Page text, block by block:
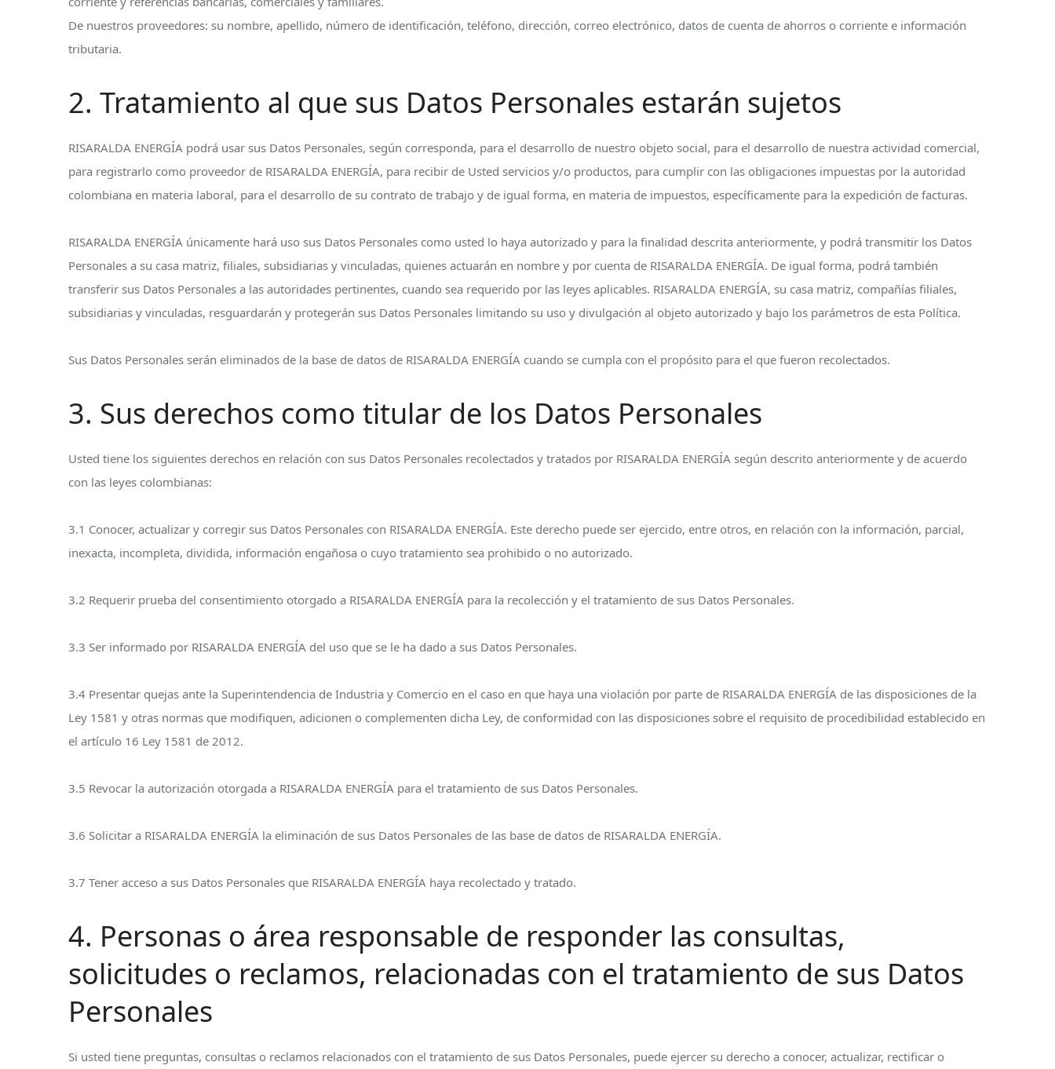
De nuestros proveedores: su nombre, apellido, número de identificación, teléfono, dirección, correo electrónico, datos de cuenta de ahorros o corriente e información
tributaria.
2. Tratamiento al que sus Datos Personales estarán sujetos
RISARALDA ENERGÍA podrá usar sus Datos Personales, según corresponda, para el desarrollo de nuestro objeto social, para el desarrollo de nuestra actividad comercial,
para registrarlo como proveedor de RISARALDA ENERGÍA, para recibir de Usted servicios y/o productos, para cumplir con las obligaciones impuestas por la autoridad
colombiana en materia laboral, para el desarrollo de su contrato de trabajo y de igual forma, en materia de impuestos, específicamente para la expedición de facturas.
RISARALDA ENERGÍA únicamente hará uso sus Datos Personales como usted lo haya autorizado y para la finalidad descrita anteriormente, y podrá transmitir los Datos
Personales a su casa matriz, filiales, subsidiarias y vinculadas, quienes actuarán en nombre y por cuenta de RISARALDA ENERGÍA. De igual forma, podrá también
transferir sus Datos Personales a las autoridades pertinentes, cuando sea requerido por las leyes aplicables. RISARALDA ENERGÍA, su casa matriz, compañías filiales,
subsidiarias y vinculadas, resguardarán y protegerán sus Datos Personales limitando su uso y divulgación al objeto autorizado y bajo los parámetros de esta Política.
Sus Datos Personales serán eliminados de la base de datos de RISARALDA ENERGÍA cuando se cumpla con el propósito para el que fueron recolectados.
3. Sus derechos como titular de los Datos Personales
Usted tiene los siguientes derechos en relación con sus Datos Personales recolectados y tratados por RISARALDA ENERGÍA según descrito anteriormente y de acuerdo
con las leyes colombianas:
3.1 Conocer, actualizar y corregir sus Datos Personales con RISARALDA ENERGÍA. Este derecho puede ser ejercido, entre otros, en relación con la información, parcial,
inexacta, incompleta, dividida, información engañosa o cuyo tratamiento sea prohibido o no autorizado.
3.2 Requerir prueba del consentimiento otorgado a RISARALDA ENERGÍA para la recolección y el tratamiento de sus Datos Personales.
3.3 Ser informado por RISARALDA ENERGÍA del uso que se le ha dado a sus Datos Personales.
3.4 Presentar quejas ante la Superintendencia de Industria y Comercio en el caso en que haya una violación por parte de RISARALDA ENERGÍA de las disposiciones de la
Ley 1581 y otras normas que modifiquen, adicionen o complementen dicha Ley, de conformidad con las disposiciones sobre el requisito de procedibilidad establecido en
el artículo 16 Ley 1581 de 2012.
3.5 Revocar la autorización otorgada a RISARALDA ENERGÍA para el tratamiento de sus Datos Personales.
3.6 Solicitar a RISARALDA ENERGÍA la eliminación de sus Datos Personales de las base de datos de RISARALDA ENERGÍA.
3.7 Tener acceso a sus Datos Personales que RISARALDA ENERGÍA haya recolectado y tratado.
4. Personas o área responsable de responder las consultas,
solicitudes o reclamos, relacionadas con el tratamiento de sus Datos
Personales
Si usted tiene preguntas, consultas o reclamos relacionados con el tratamiento de sus Datos Personales, puede ejercer su derecho a conocer, actualizar, rectificar o